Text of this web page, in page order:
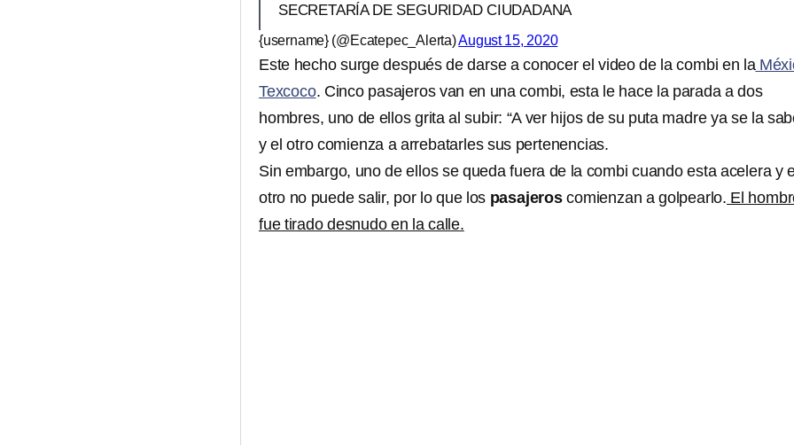
SECRETARÍA DE SEGURIDAD CIUDADANA
{username} (@Ecatepec_Alerta)August 15, 2020
Este hecho surge después de darse a conocer el video de la combi en la
Texcoco. Cinco pasajeros van en una combi, esta le hace la parada a dos
hombres, uno de ellos grita al subir: “A ver hijos de su puta madre ya se la
y el otro comienza a arrebatarles sus pertenencias.
Sin embargo, uno de ellos se queda fuera de la combi cuando esta acelera y
otro no puede salir, por lo que los pasajeroscomienzan a golpearlo. El
fue tirado desnudo en la calle.